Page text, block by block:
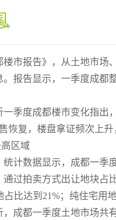
市报告》，从土地市场
报告显示，一季度成都
季度成都楼市变化指出
复，楼盘拿证频次上
区域
计数据显示，成都一季
过拍卖方式出让地块占
比达到21%；纯住宅用
成都一季度土地市场共